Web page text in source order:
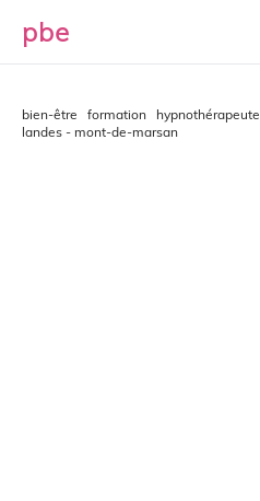
pbe
bien-être formation hypnothérapeute
landes - mont-de-marsan